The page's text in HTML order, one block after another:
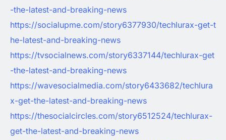
-the-latest-and-breaking-news
https://socialupme.com/story6377930/techlurax-get-t
he-latest-and-breaking-news
https://tvsocialnews.com/story6337144/techlurax-get
-the-latest-and-breaking-news
https://wavesocialmedia.com/story6433682/techlura
x-get-the-latest-and-breaking-news
https://thesocialcircles.com/story6512524/techlurax-
get-the-latest-and-breaking-news